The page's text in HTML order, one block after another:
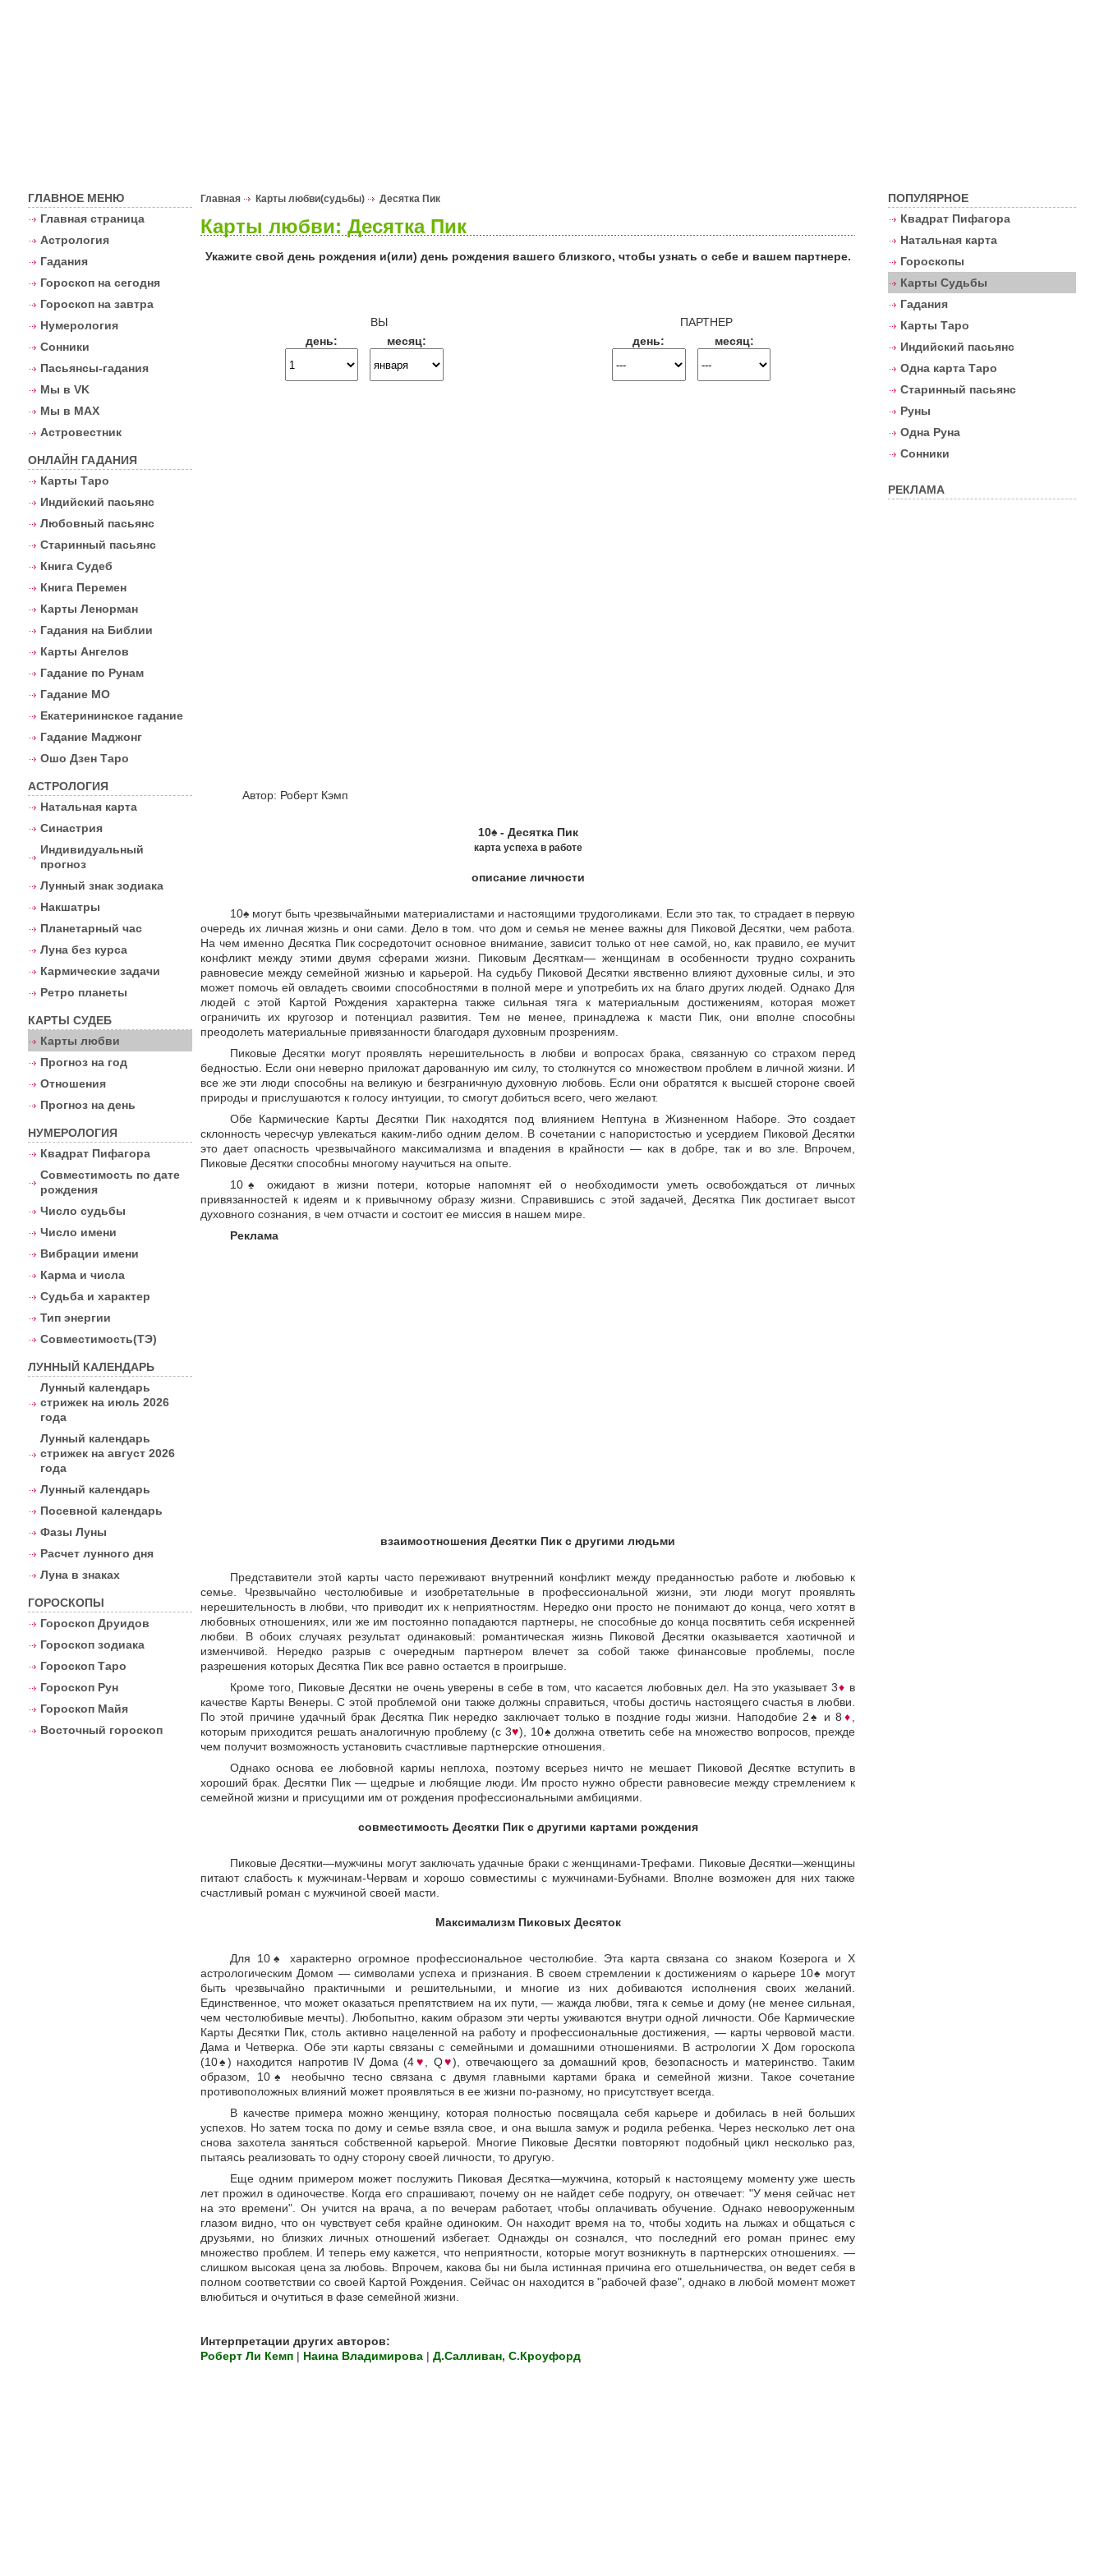
ГЛАВНОЕ МЕНЮ
Главная страница
Астрология
Гадания
Гороскоп на сегодня
Гороскоп на завтра
Нумерология
Сонники
Пасьянсы-гадания
Мы в VK
Мы в MAX
Астровестник
ОНЛАЙН ГАДАНИЯ
Карты Таро
Индийский пасьянс
Любовный пасьянс
Старинный пасьянс
Книга Судеб
Книга Перемен
Карты Ленорман
Гадания на Библии
Карты Ангелов
Гадание по Рунам
Гадание МО
Екатерининское гадание
Гадание Маджонг
Ошо Дзен Таро
АСТРОЛОГИЯ
Натальная карта
Синастрия
Индивидуальный
прогноз
Лунный знак зодиака
Накшатры
Планетарный час
Луна без курса
Кармические задачи
Ретро планеты
КАРТЫ СУДЕБ
Карты любви
Прогноз на год
Отношения
Прогноз на день
НУМЕРОЛОГИЯ
Квадрат Пифагора
Совместимость по дате
рождения
Число судьбы
Число имени
Вибрации имени
Карма и числа
Судьба и характер
Тип энергии
Совместимость(ТЭ)
ЛУННЫЙ КАЛЕНДАРЬ
Лунный календарь
стрижек на июль 2026
года
Лунный календарь
стрижек на август 2026
года
Лунный календарь
Посевной календарь
Фазы Луны
Расчет лунного дня
Луна в знаках
ГОРОСКОПЫ
Гороскоп Друидов
Гороскоп зодиака
Гороскоп Таро
Гороскоп Рун
Гороскоп Майя
Восточный гороскоп
Главная Карты любви(судьбы) Десятка Пик
Карты любви: Десятка Пик
Укажите свой день рождения и(или) день рождения вашего близкого, чтобы узнать о себе и вашем партнере.
ВЫ
день:
месяц:
ПАРТНЕР
день:
месяц:
Автор: Роберт Кэмп
10♠- Десятка Пик
карта успеха в работе
описание личности
10♠ могут быть чрезвычайными материалистами и настоящими трудоголиками. Если это так, то страдает в первую
очередь их личная жизнь и они сами. Дело в том. что дом и семья не менее важны для Пиковой Десятки, чем работа.
На чем именно Десятка Пик сосредоточит основное внимание, зависит только от нее самой, но, как правило, ее мучит
конфликт между этими двумя сферами жизни. Пиковым Десяткам— женщинам в особенности трудно сохранить
равновесие между семейной жизнью и карьерой. На судьбу Пиковой Десятки явственно влияют духовные силы, и это
может помочь ей овладеть своими способностями в полной мере и употребить их на благо других людей. Однако Для
людей с этой Картой Рождения характерна также сильная тяга к материальным достижениям, которая может
ограничить их кругозор и потенциал развития. Тем не менее, принадлежа к масти Пик, они вполне способны
преодолеть материальные привязанности благодаря духовным прозрениям.
Пиковые Десятки могут проявлять нерешительность в любви и вопросах брака, связанную со страхом перед
бедностью. Если они неверно приложат дарованную им силу, то столкнутся со множеством проблем в личной жизни. И
все же эти люди способны на великую и безграничную духовную любовь. Если они обратятся к высшей стороне своей
природы и прислушаются к голосу интуиции, то смогут добиться всего, чего желают.
Обе Кармические Карты Десятки Пик находятся под влиянием Нептуна в Жизненном Наборе. Это создает
склонность чересчур увлекаться каким-либо одним делом. В сочетании с напористостью и усердием Пиковой Десятки
это дает опасность чрезвычайного максимализма и впадения в крайности — как в добре, так и во зле. Впрочем,
Пиковые Десятки способны многому научиться на опыте.
10 ♠
ожидают в жизни потери, которые напомнят ей о необходимости уметь освобождаться от личных
привязанностей к идеям и к привычному образу жизни. Справившись с этой задачей, Десятка Пик достигает высот
духовного сознания, в чем отчасти и состоит ее миссия в нашем мире.
Реклама
взаимоотношения Десятки Пик с другими людьми
Представители этой карты часто переживают внутренний конфликт между преданностью работе и любовью к
семье. Чрезвычайно честолюбивые и изобретательные в профессиональной жизни, эти люди могут проявлять
нерешительность в любви, что приводит их к неприятностям. Нередко они просто не понимают до конца, чего хотят в
любовных отношениях, или же им постоянно попадаются партнеры, не способные до конца посвятить себя искренней
любви. В обоих случаях результат одинаковый: романтическая жизнь Пиковой Десятки оказывается хаотичной и
изменчивой. Нередко разрыв с очередным партнером влечет за собой также финансовые проблемы, после
разрешения которых Десятка Пик все равно остается в проигрыше.
Кроме того, Пиковые Десятки не очень уверены в себе в том, что касается любовных дел. На это указывает 3♦ в
качестве Карты Венеры. С этой проблемой они также должны справиться, чтобы достичь настоящего счастья в любви.
По этой причине удачный брак Десятка Пик нередко заключает только в поздние годы жизни. Наподобие 2♠ и 8 ♦,
которым приходится решать аналогичную проблему (с 3♥), 10♠ должна ответить себе на множество вопросов, прежде
чем получит возможность установить счастливые партнерские отношения.
Однако основа ее любовной кармы неплоха, поэтому всерьез ничто не мешает Пиковой Десятке вступить в
хороший брак. Десятки Пик — щедрые и любящие люди. Им просто нужно обрести равновесие между стремлением к
семейной жизни и присущими им от рождения профессиональными амбициями.
совместимость Десятки Пик с другими картами рождения
Пиковые Десятки—мужчины могут заключать удачные браки с женщинами-Трефами. Пиковые Десятки—женщины
питают слабость к мужчинам-Червам и хорошо совместимы с мужчинами-Бубнами. Вполне возможен для них также
счастливый роман с мужчиной своей масти.
Максимализм Пиковых Десяток
Для 10 ♠
характерно огромное профессиональное честолюбие. Эта карта связана со знаком Козерога и X
астрологическим Домом — символами успеха и признания. В своем стремлении к достижениям о карьере 10♠ могут
быть чрезвычайно практичными и решительными, и многие из них добиваются исполнения своих желаний.
Единственное, что может оказаться препятствием на их пути, — жажда любви, тяга к семье и дому (не менее сильная,
чем честолюбивые мечты). Любопытно, каким образом эти черты уживаются внутри одной личности. Обе Кармические
Карты Десятки Пик, столь активно нацеленной на работу и профессиональные достижения, — карты червовой масти.
Дама и Четверка. Обе эти карты связаны с семейными и домашними отношениями. В астрологии X Дом гороскопа
(10♠) находится напротив IV Дома (4♥, Q♥), отвечающего за домашний кров, безопасность и материнство. Таким
образом, 10♠
необычно тесно связана с двумя главными картами брака и семейной жизни. Такое сочетание
противоположных влияний может проявляться в ее жизни по-разному, но присутствует всегда.
В качестве примера можно женщину, которая полностью посвящала себя карьере и добилась в ней больших
успехов. Но затем тоска по дому и семье взяла свое, и она вышла замуж и родила ребенка. Через несколько лет она
снова захотела заняться собственной карьерой. Многие Пиковые Десятки повторяют подобный цикл несколько раз,
пытаясь реализовать то одну сторону своей личности, то другую.
Еще одним примером может послужить Пиковая Десятка—мужчина, который к настоящему моменту уже шесть
лет прожил в одиночестве. Когда его спрашивают, почему он не найдет себе подругу, он отвечает: "У меня сейчас нет
на это времени". Он учится на врача, а по вечерам работает, чтобы оплачивать обучение. Однако невооруженным
глазом видно, что он чувствует себя крайне одиноким. Он находит время на то, чтобы ходить на лыжах и общаться с
друзьями, но близких личных отношений избегает. Однажды он сознался, что последний его роман принес ему
множество проблем. И теперь ему кажется, что неприятности, которые могут возникнуть в партнерских отношениях. —
слишком высокая цена за любовь. Впрочем, какова бы ни была истинная причина его отшельничества, он ведет себя в
полном соответствии со своей Картой Рождения. Сейчас он находится в "рабочей фазе", однако в любой момент может
влюбиться и очутиться в фазе семейной жизни.
Интерпретации других авторов:
Роберт Ли Кемп | Наина Владимирова | Д.Салливан, С.Кроуфорд
ПОПУЛЯРНОЕ
Квадрат Пифагора
Натальная карта
Гороскопы
Карты Судьбы
Гадания
Карты Таро
Индийский пасьянс
Одна карта Таро
Старинный пасьянс
Руны
Одна Руна
Сонники
РЕКЛАМА